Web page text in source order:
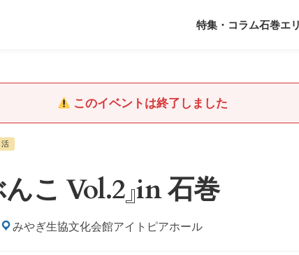
特集・コラム石巻エ
このイベントは終了しました
こ Vol.2』in 石巻
みやぎ生協文化会館アイトピアホール